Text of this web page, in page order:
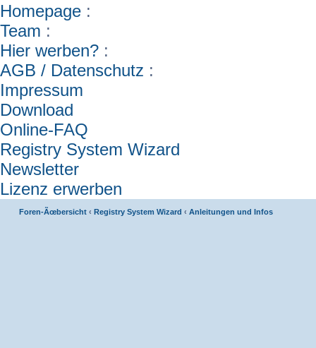
Homepage :
Team :
Hier werben? :
AGB / Datenschutz :
Impressum
Download
Online-FAQ
Registry System Wizard
Newsletter
Lizenz erwerben
Foren-Ãœbersicht ‹ Registry System Wizard ‹ Anleitungen und Infos